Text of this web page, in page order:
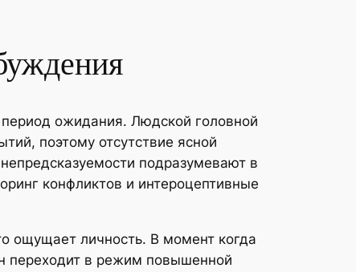
ожидания. Людской головной
поэтому отсутствие ясной
подразумевают в
конфликтов и интероцептивные
ощущает личность. В момент когда
переходит в режим повышенной